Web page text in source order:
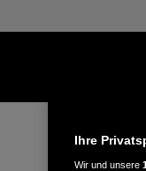
Ihre
Wir und unsere